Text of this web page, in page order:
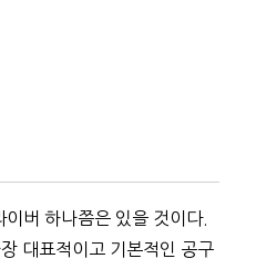
버 하나쯤은 있을 것이다.
대표적이고 기본적인 공구